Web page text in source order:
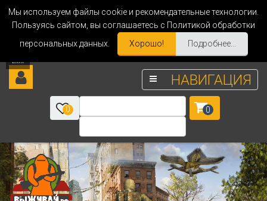
Мы используем файлы cookie и рекомендательные технологии.
Пользуясь сайтом, вы соглашаетесь с Политикой обработки
персональных данных.
Хорошо! Подробнее...
НАВИГАЦИЯ
0 0